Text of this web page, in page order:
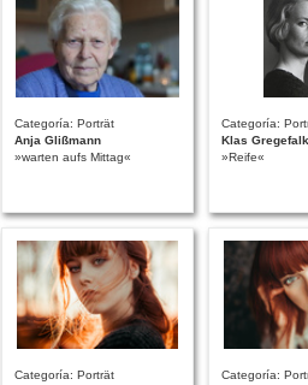
Categoría: Porträt
Anja Glißmann
»warten aufs Mittag«
Categoría:
Klas Gregefalk
»Reife«
Categoría: Porträt
Categoría: